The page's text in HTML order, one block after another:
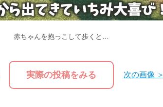
赤ちゃんを抱っこして歩くと…
実際の投稿をみる 次の画像 ＞